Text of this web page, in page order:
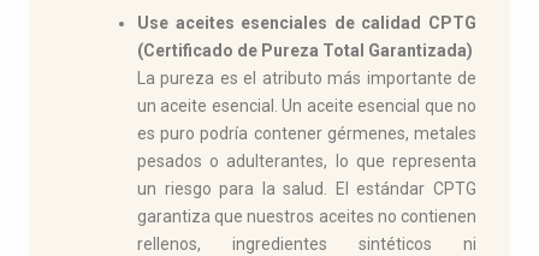
Use aceites esenciales de calidad CPTG
(Certificado de Pureza Total Garantizada)
La pureza es el atributo más importante de
un aceite esencial. Un aceite esencial que no
es puro podría contener gérmenes, metales
pesados o adulterantes, lo que representa
un riesgo para la salud. El estándar CPTG
garantiza que nuestros aceites no contienen
rellenos, ingredientes sintéticos ni